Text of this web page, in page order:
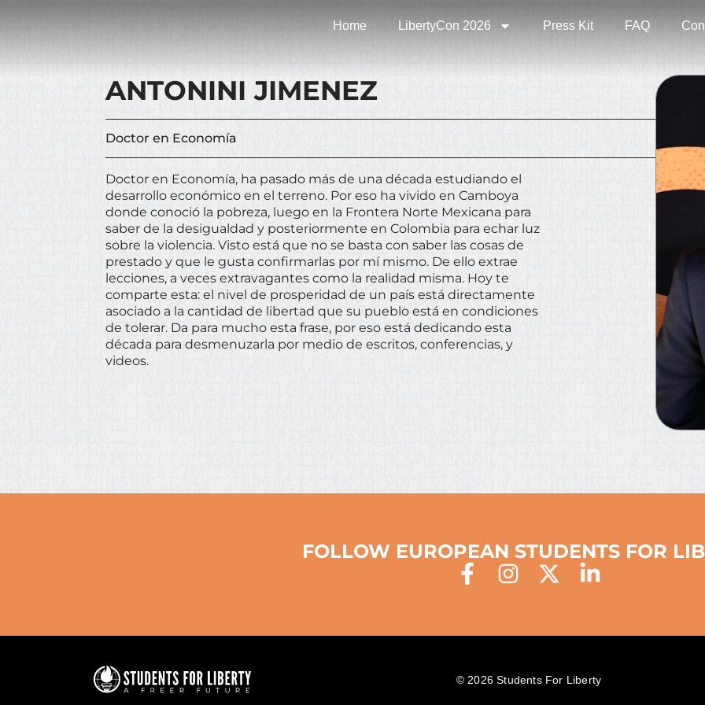
Home LibertyCon 2026 Press Kit FAQ
ANTONINI JIMENEZ
Doctor en Economía
Doctor en Economía, ha pasado más de una década estudiando el
desarrollo económico en el terreno. Por eso ha vivido en Camboya
donde conoció la pobreza, luego en la Frontera Norte Mexicana para
saber de la desigualdad y posteriormente en Colombia para echar luz
sobre la violencia. Visto está que no se basta con saber las cosas de
prestado y que le gusta confirmarlas por mí mismo. De ello extrae
lecciones, a veces extravagantes como la realidad misma. Hoy te
comparte esta: el nivel de prosperidad de un país está directamente
asociado a la cantidad de libertad que su pueblo está en condiciones
de tolerar. Da para mucho esta frase, por eso está dedicando esta
década para desmenuzarla por medio de escritos, conferencias, y
videos.
FOLLOW EUROPEAN STUDENTS FOR
© 2026 Students For Liberty